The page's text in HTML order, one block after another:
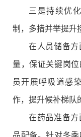
三是持续优
制，多措并举提升
在人员储备
量，保证关键岗
员开展呼吸道感
作，提升候补梯队
在药品准备
品配备。针对冬